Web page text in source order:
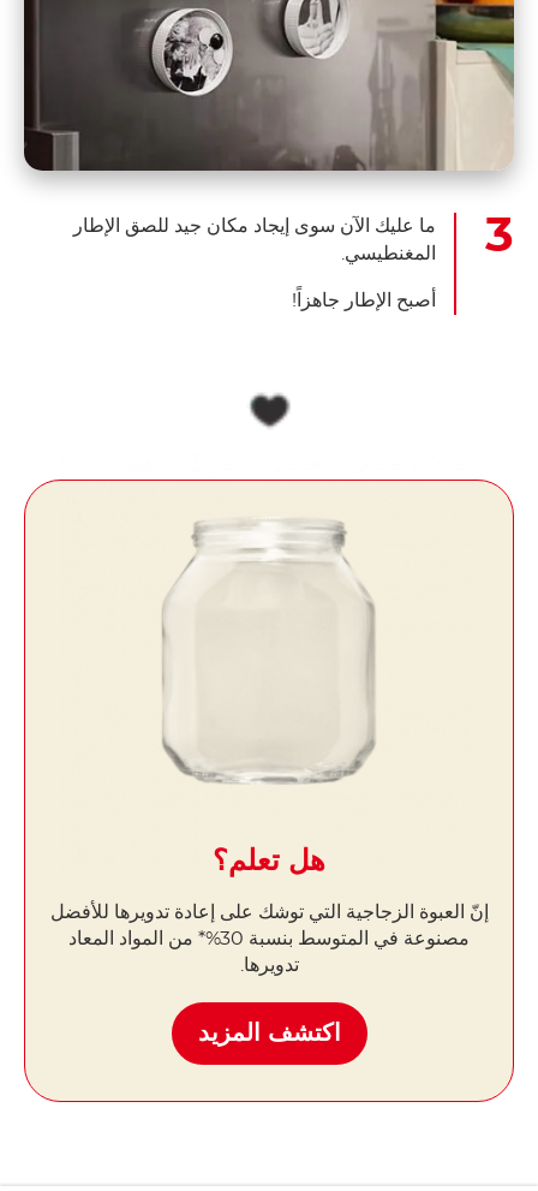
ما عليك الآن سوى إيجاد مكان جيد للصق الإطار
المغنطيسي.
أصبح الإطار جاهزاً!
هل تعلم؟
إنّ العبوة الزجاجية التي توشك على إعادة تدويرها للأفضل
مصنوعة في المتوسط ​​بنسبة 30%* من المواد المعاد
تدويرها.
اكتشف المزيد